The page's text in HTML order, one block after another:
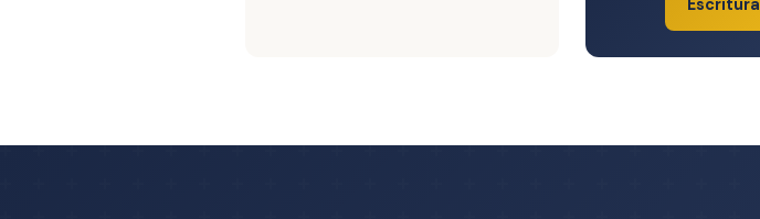
Escritura